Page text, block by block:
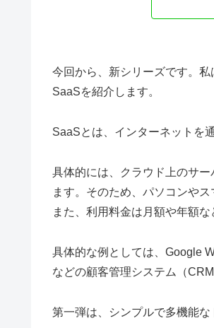
今回から、新シリーズです。
SaaSを紹介します。
SaaSとは、インターネットを
具体的には、クラウド上のサ
ます。そのため、パソコンや
また、利用料金は月額や年額
具体的な例としては、Google
などの顧客管理システム（
第一弾は、シンプルで多機能